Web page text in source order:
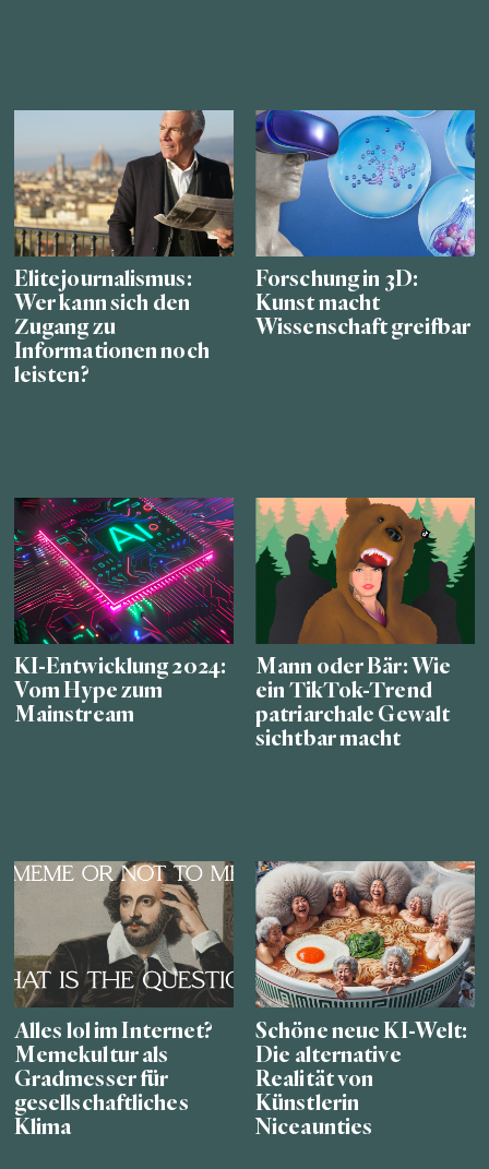
Elitejournalismus:
Wer kann sich den
Zugang zu
Informationen noch
leisten?
Forschung in 3D:
Kunst macht
Wissenschaft greifbar
KI-Entwicklung 2024:
Vom Hype zum
Mainstream
Mann oder Bär: Wie
ein TikTok-Trend
patriarchale Gewalt
sichtbar macht
Alles lol im Internet?
Memekultur als
Gradmesser für
gesellschaftliches
Klima
Schöne neue KI-Welt:
Die alternative
Realität von
Künstlerin
Niceaunties